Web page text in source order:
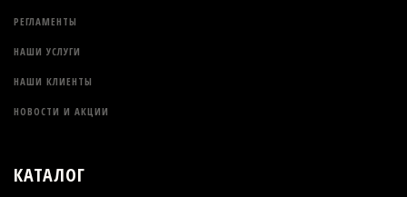
РЕГЛАМЕНТЫ
НАШИ УСЛУГИ
НАШИ КЛИЕНТЫ
НОВОСТИ И АКЦИИ
КАТАЛОГ